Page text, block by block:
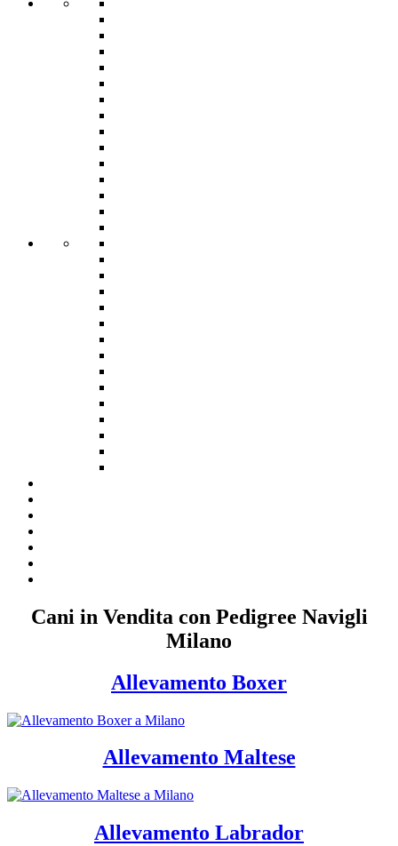
Cani in Vendita con Pedigree Navigli
Milano
Allevamento Boxer
Allevamento Maltese
Allevamento Labrador